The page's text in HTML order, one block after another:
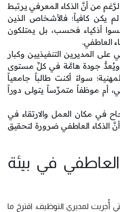
من أنَّ الذكاء المعرفي يرتبط
لم يكن كافياً؛ فالأشخاص الذين
أذكياء فحسب، بل يمتلكون
العاطفي.
على المديرين التنفيذيين وكبار
جودة هامَّة في كلِّ مستوى
سواءً أكنت طالباً جامعياً
أم موظفاً متمرِّساً يتولى دوراً
في مكان العمل والارتقاء في
الذكاء العاطفي ضرورة لتحقيق
في بيئة
أُجرِيت لمديري التوظيف، اقترحَ ما